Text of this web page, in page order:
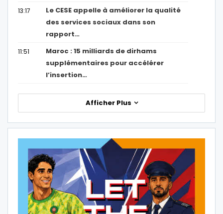
13:17
Le CESE appelle à améliorer la qualité
des services sociaux dans son
rapport…
11:51
Maroc : 15 milliards de dirhams
supplémentaires pour accélérer
l’insertion…
Afficher Plus